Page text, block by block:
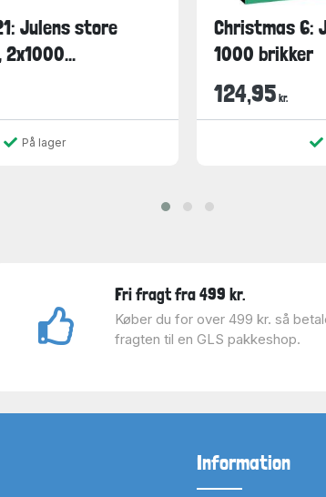
Julens store
På lager
Christmas 6:
1000 brikker
124,95 kr.
Fri fragt fra 499 kr.
Køber du for over 499 kr. så
fragten til en GLS pakkeshop.
Information